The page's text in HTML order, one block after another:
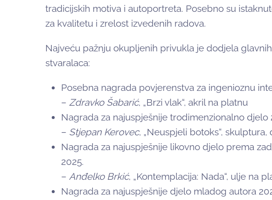
tradicijskih motiva i autoportreta. Posebno su
za kvalitetu i zrelost izvedenih radova.
Najveću pažnju okupljenih privukla je dodjela
stvaralaca:
Posebna nagrada povjerenstva za ingenioznu
– Zdravko Šabarić, „Brzi vlak“, akril na platnu
Nagrada za najuspješnije trodimenzionalno djelo
– Stjepan Kerovec, „Neuspjeli botoks“, skulptura,
Nagrada za najuspješnije likovno djelo prema
2025.
– Anđelko Brkić, „Kontemplacija: Nada“, ulje na
Nagrada za najuspješnije djelo mladog autora